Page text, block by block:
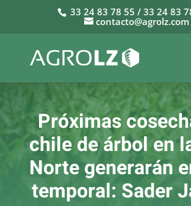
33 24 83 78 55 / 33 24 83
contacto@agrolz.com
Próximas
chile de árbol en
Norte generarán
temporal: Sader